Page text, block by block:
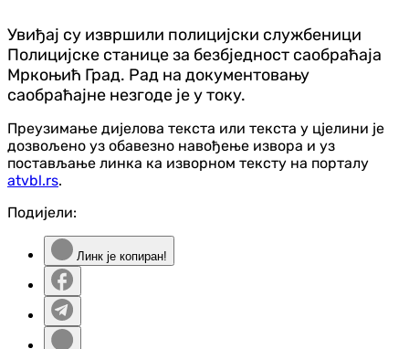
Увиђај су извршили полицијски службеници
Полицијске станице за безбједност саобраћаја
Мркоњић Град. Рад на документовању
саобраћајне незгоде је у току.
Преузимање дијелова текста или текста у цјелини је
дозвољено уз обавезно навођење извора и уз
постављање линка ка изворном тексту на порталу
atvbl.rs.
Подијели:
Линк је копиран!